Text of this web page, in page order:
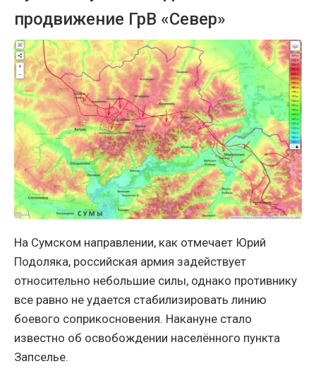
продвижение ГрВ «Север»
На Сумском направлении, как отмечает Юрий
Подоляка, российская армия задействует
относительно небольшие силы, однако противнику
все равно не удается стабилизировать линию
боевого соприкосновения. Накануне стало
известно об освобождении населённого пункта
Запселье.